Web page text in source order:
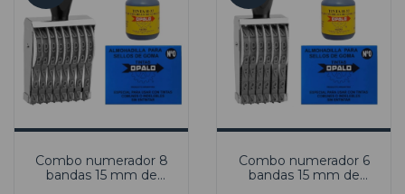
Combo numerador 8
bandas 15 mm de
Combo numerador 6
bandas 15 mm de